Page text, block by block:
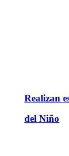
Realizan
del Niño